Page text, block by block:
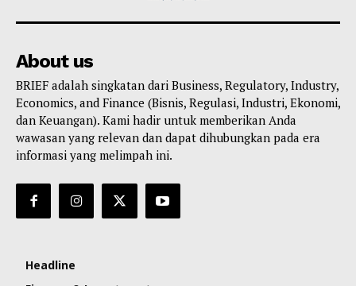
About us
BRIEF adalah singkatan dari Business, Regulatory, Industry,
Economics, and Finance (Bisnis, Regulasi, Industri, Ekonomi,
dan Keuangan). Kami hadir untuk memberikan Anda
wawasan yang relevan dan dapat dihubungkan pada era
informasi yang melimpah ini.
Headline